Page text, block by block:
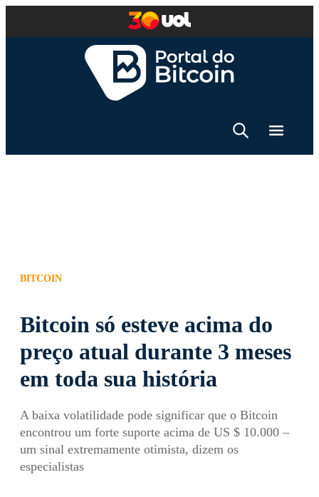
BITCOIN
Bitcoin só esteve acima do
preço atual durante 3 meses
em toda sua história
A baixa volatilidade pode significar que o Bitcoin
encontrou um forte suporte acima de US $ 10.000 –
um sinal extremamente otimista, dizem os
especialistas